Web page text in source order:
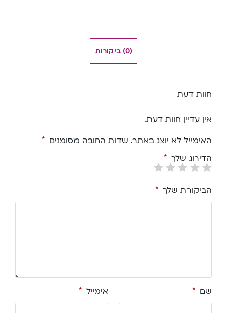
(0) ביקורות
חוות דעת
אין עדיין חוות דעת.
האימייל לא יוצג באתר. שדות החובה מסומנים *
הדירוג שלך *
הביקורת שלך *
שם * אימייל *